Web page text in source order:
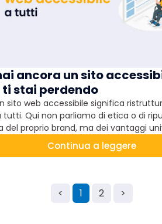
ancora un sito
ti stai perdendo
sito web accessibile significa
tutti. Qui non parliamo di etica o di
del proprio brand, ma dei vantaggi
come aumento del traffico
SEO. Lo sapevi poi che in
Continua a leggere
< 1 2 >